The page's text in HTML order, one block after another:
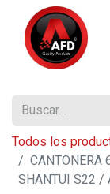
Todos los
SHANTUI S22 /